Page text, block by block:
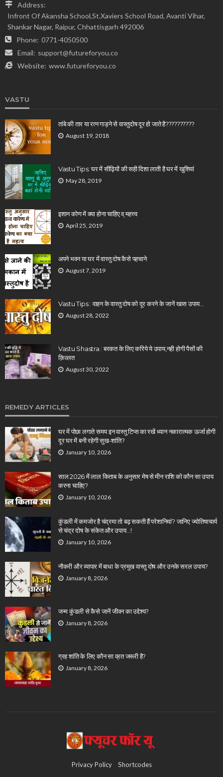
Address:
Infront Of Akansha School,St.Xaviers School Road, Avanti Vihar,
Shankar Nagar, Raipur, Chhattisgarh 492006
Phone: 0771-4050500
Email: support@futureforyou.co
Website: www.futureforyou.co
VASTU
तांबे की तार या रत्न गाड़ने से वास्तुदोष दूर हो जाते है??????????
August 19, 2018
Vastu Tips: घर में सीढ़ियों की सही दिशा लाती है घर में खुशियां
May 28, 2019
इशान कोण में क्या होना चाहिए व् महत्त्व
April 25, 2019
अपने भवन या घर में वास्तु दोष कैसे पहचाने
August 7, 2019
Vastu Tips : वाहन के वास्तु दोष को दूर करने के जानें खास उपाय…
August 28, 2022
Vastu Shastra : बरकत के लिए करिये ये उपाय,नही होगी पैसों की
क़िल्लत
August 30, 2022
REMEDY ARTICLES
घर में पोछा लगाते समय इन वास्तु टिप्स का रखें ध्यान नकारात्मक ऊर्जा होगी
दूर घर में बनी रहेगी सुख-शांति?
January 10, 2026
साल 2026 में लाल किताब के अनुसार मेष से मीन राशि को कौन सा उपाय
करना चाहिए?
January 10, 2026
कुंडली में कमजोर है चंद्रमा तो बढ़ सकती हैं परेशानियां? जानिए ज्योतिषाचार्य
से चंद्र दोष के संकेत और उपाय…!
January 10, 2026
नौकरी और व्यापार में बाधा के प्रमुख वास्तु दोष और उनके सरल उपाय?
January 8, 2026
जन्म कुंडली से कैसे जानें जीवन का उद्देश्य?
January 8, 2026
ग्रह शांति के लिए कौन सा व्रत जरूरी है?
January 8, 2026
Privacy Policy Shortcodes